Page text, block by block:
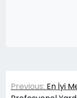
Yazı
Previous: En İyi